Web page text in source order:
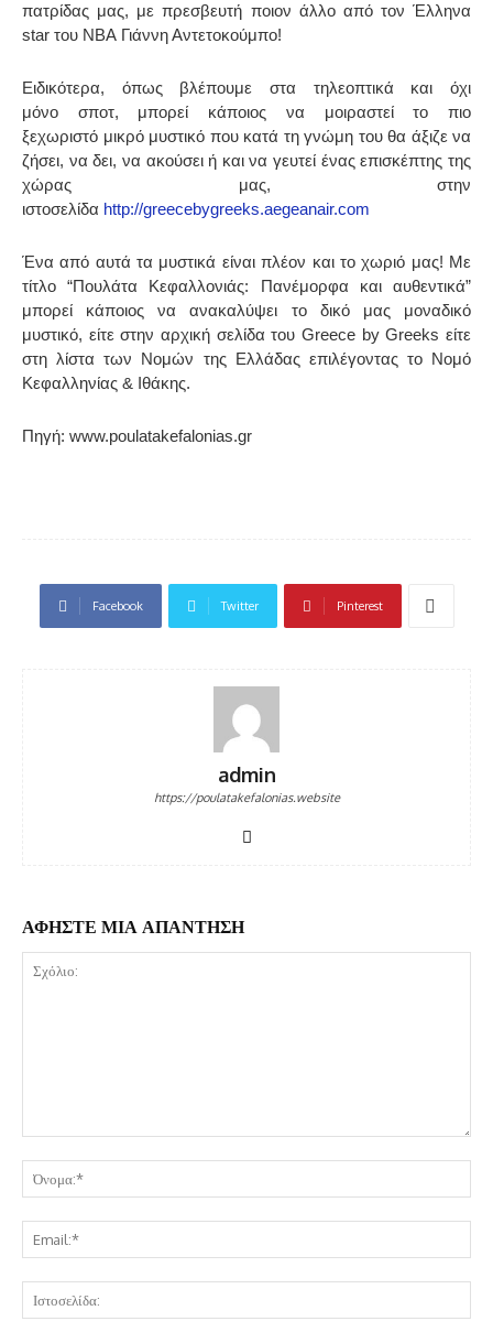
πατρίδας μας, με πρεσβευτή ποιον άλλο από τον Έλληνα
star του NBA Γιάννη Αντετοκούμπο!
Ειδικότερα, όπως βλέπουμε στα τηλεοπτικά και όχι
μόνο σποτ, μπορεί κάποιος να μοιραστεί το πιο
ξεχωριστό μικρό μυστικό που κατά τη γνώμη του θα άξιζε να
ζήσει, να δει, να ακούσει ή και να γευτεί ένας επισκέπτης της
χώρας μας, στην
ιστοσελίδα http://greecebygreeks.aegeanair.com
Ένα από αυτά τα μυστικά είναι πλέον και το χωριό μας! Με
τίτλο “Πουλάτα Κεφαλλονιάς: Πανέμορφα και αυθεντικά”
μπορεί κάποιος να ανακαλύψει το δικό μας μοναδικό
μυστικό, είτε στην αρχική σελίδα του Greece by Greeks είτε
στη λίστα των Νομών της Ελλάδας επιλέγοντας το Νομό
Κεφαλληνίας & Ιθάκης.
Πηγή: www.poulatakefalonias.gr
Facebook Twitter Pinterest
admin
https://poulatakefalonias.website
ΑΦΗΣΤΕ ΜΙΑ ΑΠΑΝΤΗΣΗ